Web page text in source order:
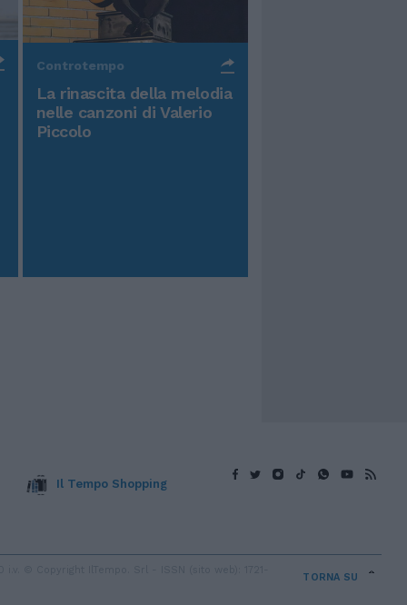
Controtempo
La rinascita della melodia
nelle canzoni di Valerio
Piccolo
Il Tempo Shopping
TORNA SU